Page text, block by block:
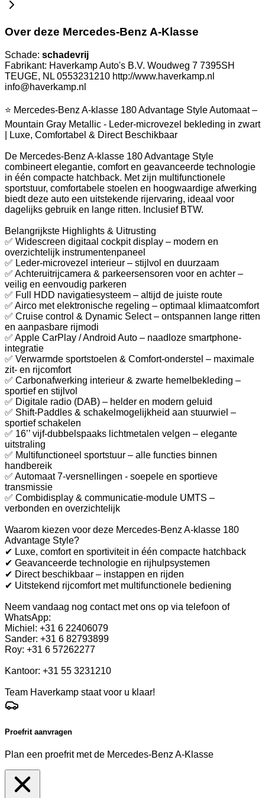
Over deze Mercedes-Benz A-Klasse
Schade: schadevrij
Fabrikant: Haverkamp Auto's B.V. Woudweg 7 7395SH
TEUGE, NL 0553231210 http://www.haverkamp.nl
info@haverkamp.nl
⭐ Mercedes-Benz A-klasse 180 Advantage Style Automaat –
Mountain Gray Metallic - Leder-microvezel bekleding in zwart
| Luxe, Comfortabel & Direct Beschikbaar
De Mercedes-Benz A-klasse 180 Advantage Style
combineert elegantie, comfort en geavanceerde technologie
in één compacte hatchback. Met zijn multifunctionele
sportstuur, comfortabele stoelen en hoogwaardige afwerking
biedt deze auto een uitstekende rijervaring, ideaal voor
dagelijks gebruik en lange ritten. Inclusief BTW.
Belangrijkste Highlights & Uitrusting
✅ Widescreen digitaal cockpit display – modern en
overzichtelijk instrumentenpaneel
✅ Leder-microvezel interieur – stijlvol en duurzaam
✅ Achteruitrijcamera & parkeersensoren voor en achter –
veilig en eenvoudig parkeren
✅ Full HDD navigatiesysteem – altijd de juiste route
✅ Airco met elektronische regeling – optimaal klimaatcomfort
✅ Cruise control & Dynamic Select – ontspannen lange ritten
en aanpasbare rijmodi
✅ Apple CarPlay / Android Auto – naadloze smartphone-
integratie
✅ Verwarmde sportstoelen & Comfort-onderstel – maximale
zit- en rijcomfort
✅ Carbonafwerking interieur & zwarte hemelbekleding –
sportief en stijlvol
✅ Digitale radio (DAB) – helder en modern geluid
✅ Shift-Paddles & schakelmogelijkheid aan stuurwiel –
sportief schakelen
✅ 16’’ vijf-dubbelspaaks lichtmetalen velgen – elegante
uitstraling
✅ Multifunctioneel sportstuur – alle functies binnen
handbereik
✅ Automaat 7-versnellingen - soepele en sportieve
transmissie
✅ Combidisplay & communicatie-module UMTS –
verbonden en overzichtelijk
Waarom kiezen voor deze Mercedes-Benz A-klasse 180
Advantage Style?
✔ Luxe, comfort en sportiviteit in één compacte hatchback
✔ Geavanceerde technologie en rijhulpsystemen
✔ Direct beschikbaar – instappen en rijden
✔ Uitstekend rijcomfort met multifunctionele bediening
Neem vandaag nog contact met ons op via telefoon of
WhatsApp:
Michiel: +31 6 22406079
Sander: +31 6 82793899
Roy: +31 6 57262277
Kantoor: +31 55 3231210
Team Haverkamp staat voor u klaar!
Proefrit aanvragen
Plan een proefrit met de Mercedes-Benz A-Klasse